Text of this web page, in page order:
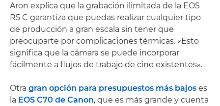
Aron explica que la grabación ilimitada de la EOS
R5 C garantiza que puedas realizar cualquier tipo
de producción a gran escala sin tener que
preocuparte por complicaciones térmicas. «Esto
significa que la cámara se puede incorporar
fácilmente a flujos de trabajo de cine existentes».
Otra gran opción para presupuestos más bajos es
la EOS C70 de Canon, que es más grande y cuenta